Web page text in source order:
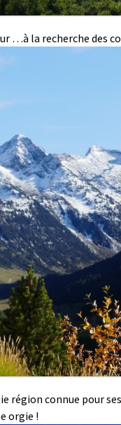
…à la recherche des
région connue pour
orgie !